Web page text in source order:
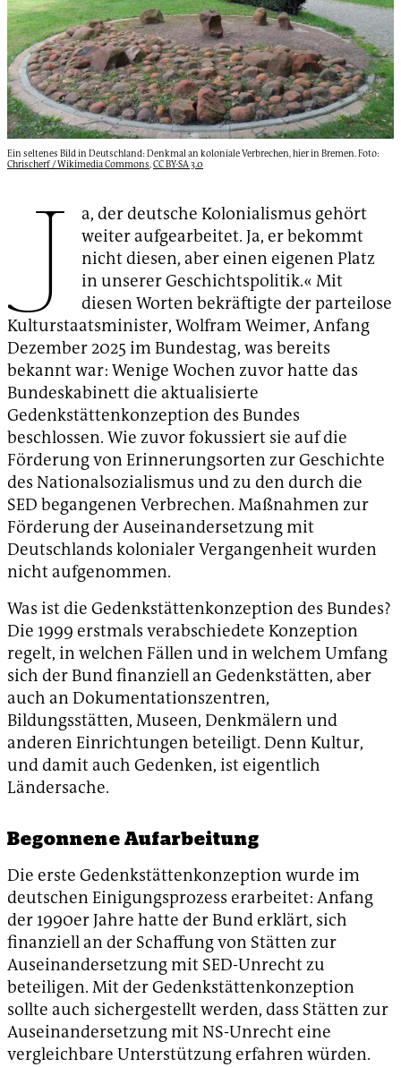
Ein seltenes Bild in Deutschland: Denkmal an koloniale Verbrechen, hier in Bremen. Foto:
Chrischerf / Wikimedia Commons,CC BY-SA 3.0
J
a, der deutsche Kolonialismus gehört
weiter aufgearbeitet. Ja, er bekommt
nicht diesen, aber einen eigenen Platz
in unserer Geschichtspolitik.« Mit
diesen Worten bekräftigte der parteilose
Kulturstaatsminister, Wolfram Weimer, Anfang
Dezember 2025 im Bundestag, was bereits
bekannt war: Wenige Wochen zuvor hatte das
Bundeskabinett die aktualisierte
Gedenkstättenkonzeption des Bundes
beschlossen. Wie zuvor fokussiert sie auf die
Förderung von Erinnerungsorten zur Geschichte
des Nationalsozialismus und zu den durch die
SED begangenen Verbrechen. Maßnahmen zur
Förderung der Auseinandersetzung mit
Deutschlands kolonialer Vergangenheit wurden
nicht aufgenommen.
Was ist die Gedenkstättenkonzeption des Bundes?
Die 1999 erstmals verabschiedete Konzeption
regelt, in welchen Fällen und in welchem Umfang
sich der Bund finanziell an Gedenkstätten, aber
auch an Dokumentationszentren,
Bildungsstätten, Museen, Denkmälern und
anderen Einrichtungen beteiligt. Denn Kultur,
und damit auch Gedenken, ist eigentlich
Ländersache.
Begonnene Aufarbeitung
Die erste Gedenkstättenkonzeption wurde im
deutschen Einigungsprozess erarbeitet: Anfang
der 1990er Jahre hatte der Bund erklärt, sich
finanziell an der Schaffung von Stätten zur
Auseinandersetzung mit SED-Unrecht zu
beteiligen. Mit der Gedenkstättenkonzeption
sollte auch sichergestellt werden, dass Stätten zur
Auseinandersetzung mit NS-Unrecht eine
vergleichbare Unterstützung erfahren würden.